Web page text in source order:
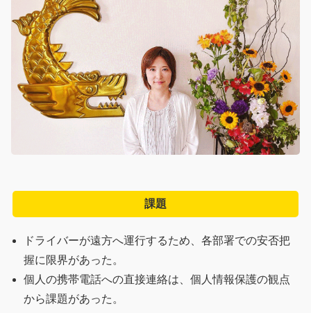
お問い合わせ
資料請求 無料トライアル
個人情報の取り扱いについて メンテナンス情報
課題
ドライバーが遠方へ運行するため、各部署での安否把
握に限界があった。
個人の携帯電話への直接連絡は、個人情報保護の観点
から課題があった。